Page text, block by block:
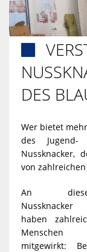
TOURISMUS
DES
Wer bietet
des
Nussknacker,
von
An
Nussknacker
haben
Menschen
mitgewirkt: